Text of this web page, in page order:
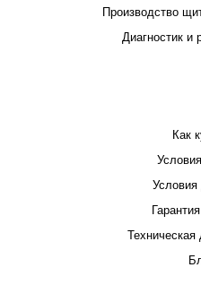
Производство
Диагностик
Как
Условия
Техническая